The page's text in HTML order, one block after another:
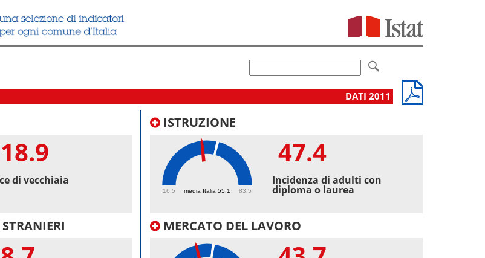
DATI 2011
di vecchiaia
ISTRUZIONE
media Italia 55.1
16.5 83.5
47.4
Incidenza di adulti con
diploma o laurea
MERCATO DEL LAVORO